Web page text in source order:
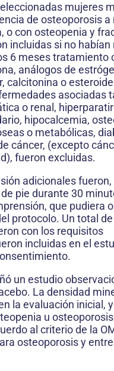
mujeres
de osteoporosis a
o con osteopenia y
incluidas si no habían
6 meses tratamiento
análogos de
calcitonina o
asociadas
o renal,
hipocalcemia,
o metabólicas,
cáncer, (excepto
fueron excluidas.
adicionales
pie durante 30
que pudiera
protocolo. Un total
con los requisitos
incluidas en el
un estudio
La densidad
la evaluación inicial, y
u osteoporosis
al criterio de la
osteoporosis y